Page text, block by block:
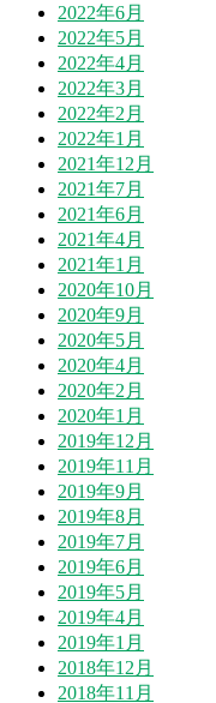
2022年6月
2022年5月
2022年4月
2022年3月
2022年2月
2022年1月
2021年12月
2021年7月
2021年6月
2021年4月
2021年1月
2020年10月
2020年9月
2020年5月
2020年4月
2020年2月
2020年1月
2019年12月
2019年11月
2019年9月
2019年8月
2019年7月
2019年6月
2019年5月
2019年4月
2019年1月
2018年12月
2018年11月